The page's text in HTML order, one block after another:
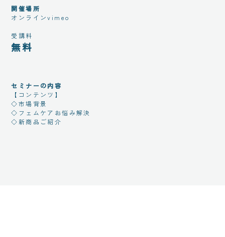
開催場所
オンラインvimeo
受講料
無料
セミナーの内容
【コンテンツ】
◇市場背景
◇フェムケアお悩み解決
◇新商品ご紹介